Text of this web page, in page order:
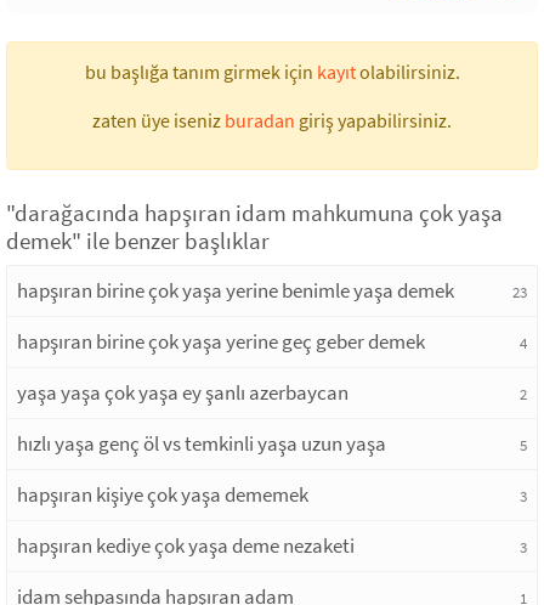
bu başlığa tanım girmek için kayıtolabilirsiniz.
zaten üye iseniz buradan giriş yapabilirsiniz.
"darağacında hapşıran idam mahkumuna çok yaşa
demek" ile benzer başlıklar
hapşıran birine çok yaşa yerine benimle yaşa demek 23
hapşıran birine çok yaşa yerine geç geber demek 4
yaşa yaşa çok yaşa ey şanlı azerbaycan 2
hızlı yaşa genç öl vs temkinli yaşa uzun yaşa 5
hapşıran kişiye çok yaşa dememek 3
hapşıran kediye çok yaşa deme nezaketi 3
idam sehpasında hapşıran adam 1